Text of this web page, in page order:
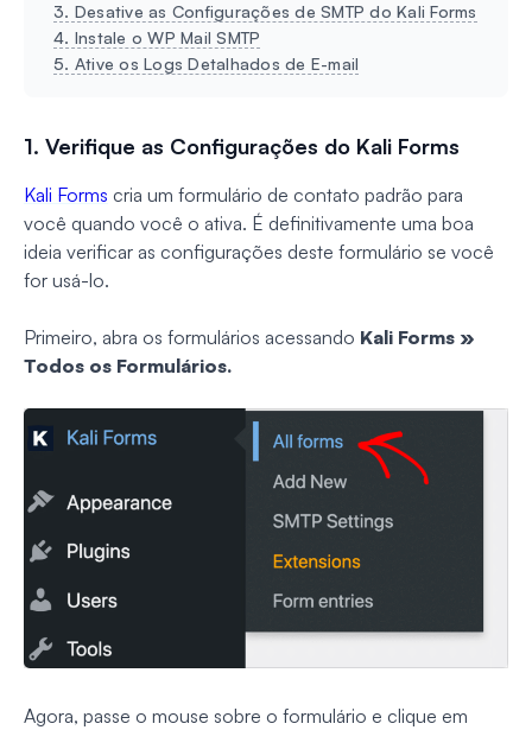
3. Desative as Configurações de SMTP do Kali Forms
4. Instale o WP Mail SMTP
5. Ative os Logs Detalhados de E-mail
1. Verifique as Configurações do Kali Forms
Kali Forms cria um formulário de contato padrão para
você quando você o ativa. É definitivamente uma boa
ideia verificar as configurações deste formulário se você
for usá-lo.
Primeiro, abra os formulários acessando Kali Forms »
Todos os Formulários.
Agora, passe o mouse sobre o formulário e clique em